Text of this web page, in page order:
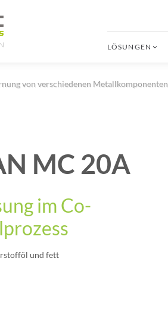
LÖSUNGEN
von verschiedenen Metallkomponenten
MC 20A
im Co-
und fett